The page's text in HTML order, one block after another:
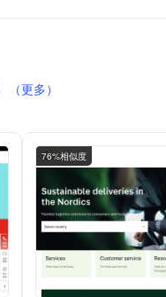
（更多）
76%相似度